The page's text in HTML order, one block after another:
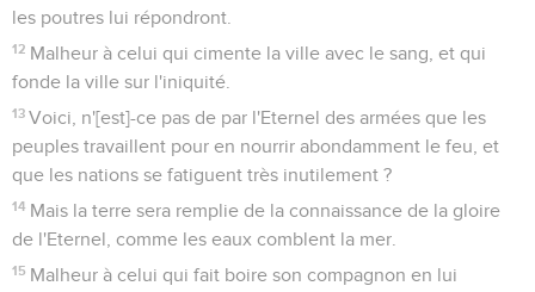
les poutres lui répondront.
12 Malheur à celui qui cimente la ville avec le sang, et qui
fonde la ville sur l'iniquité.
13 Voici, n'[est]-ce pas de par l'Eternel des armées que les
peuples travaillent pour en nourrir abondamment le feu, et
que les nations se fatiguent très inutilement ?
14 Mais la terre sera remplie de la connaissance de la gloire
de l'Eternel, comme les eaux comblent la mer.
15 Malheur à celui qui fait boire son compagnon en lui